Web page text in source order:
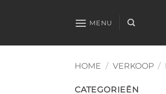
MENU
HOME / VERKOOP /
CATEGORIEËN